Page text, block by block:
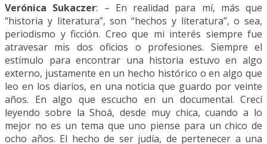
Verónica Sukaczer: – En realidad para mí, más que
“historia y literatura”, son “hechos y literatura”, o sea,
periodismo y ficción. Creo que mi interés siempre fue
atravesar mis dos oficios o profesiones. Siempre el
estímulo para encontrar una historia estuvo en algo
externo, justamente en un hecho histórico o en algo que
leo en los diarios, en una noticia que guardo por veinte
años. En algo que escucho en un documental. Crecí
leyendo sobre la Shoá, desde muy chica, cuando a lo
mejor no es un tema que uno piense para un chico de
ocho años. El hecho de ser judía, de pertenecer a una